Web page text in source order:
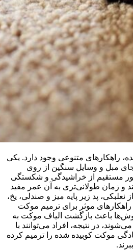
راهکارهای متنوعی وجود دارد. یکی
جای مبل و وسایل سنگین از روی
مستقیم از خراشیدگی و شکستگی
و زمان طولانی‌تری به آن عمر مفید
پد زیر پایه میز و صندلی، یخ،
موثر برای ترمیم موکت
باعث بازگشت الیاف موکت به
در نتیجه، افراد می‌توانند با
موکت کوبیده شده را ترمیم کرده